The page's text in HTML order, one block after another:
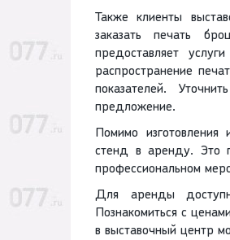
Также клиенты
заказать печать
предоставляет
распространение
показателей.
предложение.
Помимо изготовления
стенд в аренду. Это
профессиональном
Для аренды
Познакомиться с
в выставочный центр